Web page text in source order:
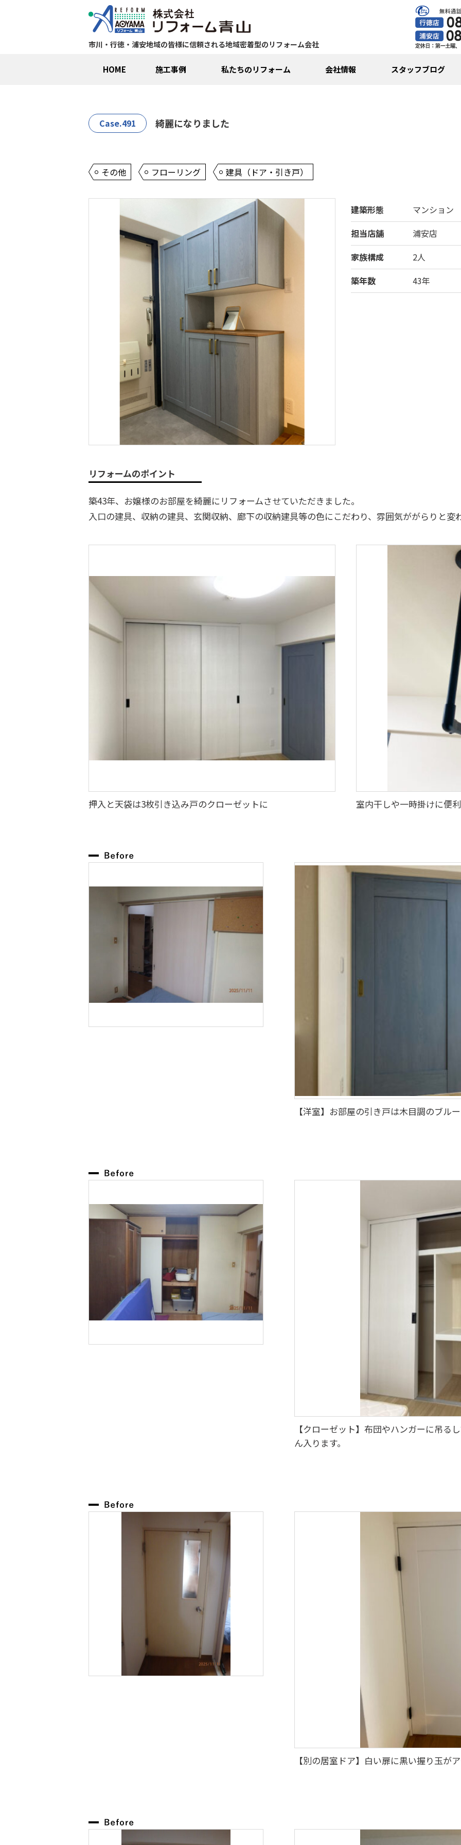
市川・行徳・浦安地域の皆様に信頼される地域密着型のリフォーム会社
HOME 施工事例 私たちのリフォーム 会社情報 スタッフブログ
Case.491 綺麗になりました
その他 フローリング 建具（ドア・引き戸）
建築形態
マンション
担当店舗
浦安店
家族構成
2人
築年数
43年
リフォームのポイント
築43年、お嬢様のお部屋を綺麗にリフォームさせていただきました。
入口の建具、収納の建具、玄関収納、廊下の収納建具等の色にこだわり、雰囲気ががらりと変
押入と天袋は3枚引き込み戸のクローゼットに 室内干しや一時掛けに便
【洋室】お部屋の引き戸は木目調のブル
【クローゼット】布団やハンガーに吊る
ん入ります。
【別の居室ドア】白い扉に黒い握り玉が